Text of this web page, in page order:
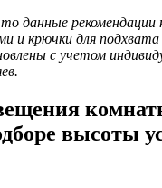
данные рекомендации
и крючки для
с учетом
высоты